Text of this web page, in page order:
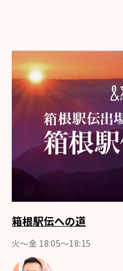
箱根駅伝への道
火～金 18:05～18:15